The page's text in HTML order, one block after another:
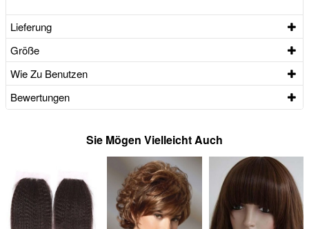
Lieferung
Größe
Wie Zu Benutzen
Bewertungen
Sie Mögen Vielleicht Auch